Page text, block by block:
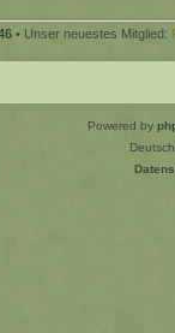
• Unser neuestes Mitglied:
Powered by